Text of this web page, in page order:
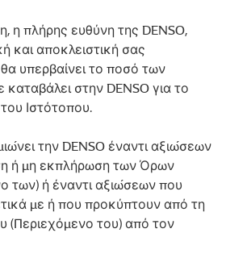
η πλήρης ευθύνη της DENSO,
και αποκλειστική σας
υπερβαίνει το ποσό των
στην DENSO για το
Ιστότοπου.
την DENSO έναντι αξιώσεων
ή μη εκπλήρωση των Όρων
των) ή έναντι αξιώσεων που
με ή που προκύπτουν από τη
(Περιεχόμενο του) από τον